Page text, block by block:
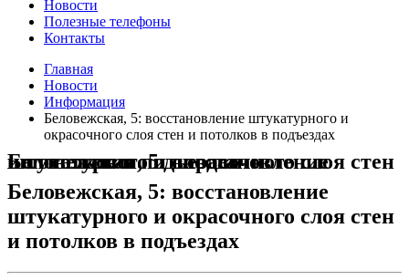
Новости
Полезные телефоны
Контакты
Главная
Новости
Информация
Беловежская, 5: восстановление штукатурного и
окрасочного слоя стен и потолков в подъездах
Беловежская, 5: восстановление штукатурного и окрасочного слоя стен и потолков в подъездах
Беловежская, 5: восстановление
штукатурного и окрасочного слоя стен
и потолков в подъездах